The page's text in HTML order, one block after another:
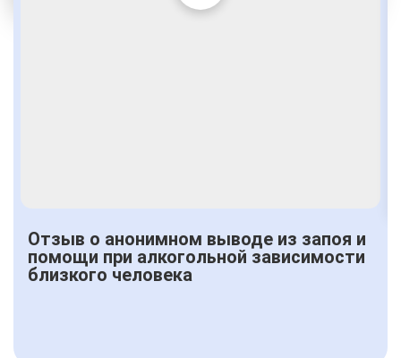
Отзыв о анонимном выводе из запоя и
помощи при алкогольной зависимости
близкого человека